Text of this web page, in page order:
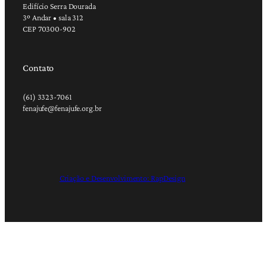
Edifício Serra Dourada
3º Andar • sala 312
CEP 70300-902
Contato
(61) 3323-7061
fenajufe@fenajufe.org.br
Criação e Desenvolvimento: RapDesign